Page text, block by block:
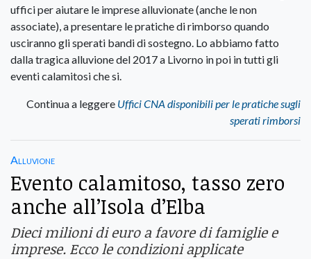
uffici per aiutare le imprese alluvionate (anche le non
associate), a presentare le pratiche di rimborso quando
usciranno gli sperati bandi di sostegno. Lo abbiamo fatto
dalla tragica alluvione del 2017 a Livorno in poi in tutti gli
eventi calamitosi che si.
Continua a leggere Uffici CNA disponibili per le pratiche sugli
sperati rimborsi
Alluvione
Evento calamitoso, tasso zero
anche all’Isola d’Elba
Dieci milioni di euro a favore di famiglie e
imprese. Ecco le condizioni applicate